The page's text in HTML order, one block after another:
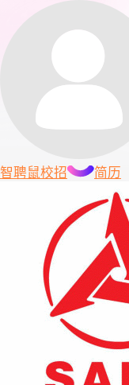
智聘鼠校招 简历